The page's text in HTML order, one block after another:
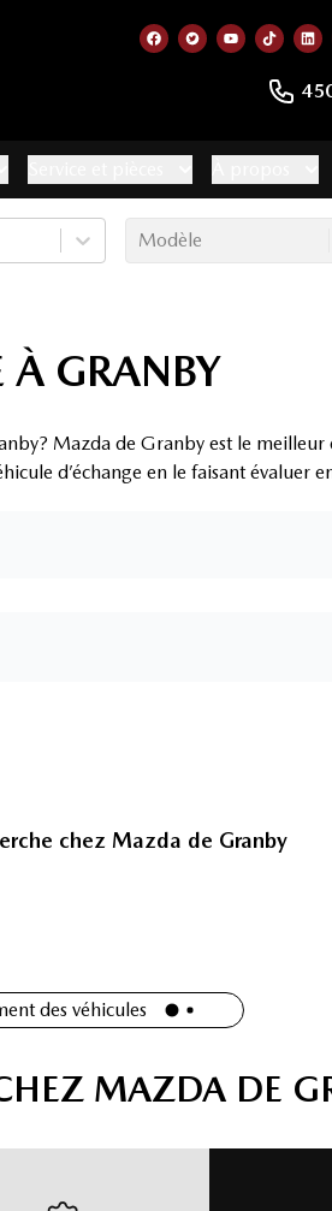
Lien vers notre page
Lien vers notre
Lien vers
Lien
Modèle
À GRANBY
Mazda de Granby est le
d’échange en le faisant évaluer
chez Mazda de Granby
des véhicules
MAZDA DE